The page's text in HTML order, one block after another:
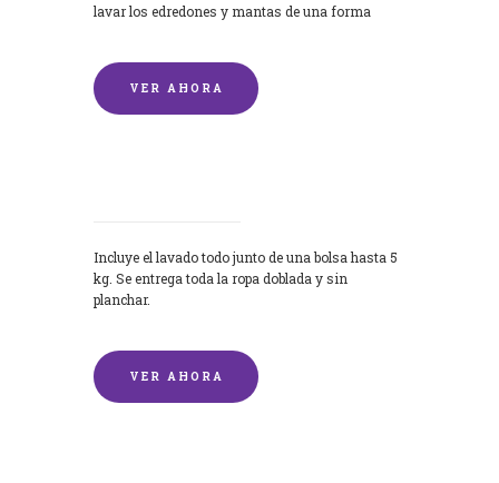
lavar los edredones y mantas de una forma
VER AHORA
Incluye el lavado todo junto de una bolsa hasta 5
kg. Se entrega toda la ropa doblada y sin
planchar.
VER AHORA